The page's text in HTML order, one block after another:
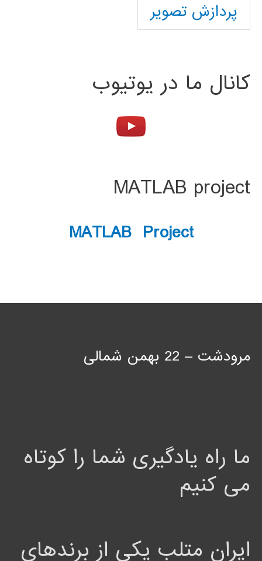
پردازش تصویر
کانال ما در یوتیوب
MATLAB project
MATLAB Project
مرودشت – 22 بهمن شمالی
ما راه یادگیری شما را کوتاه
می کنیم
ایران متلب یکی از برندهای